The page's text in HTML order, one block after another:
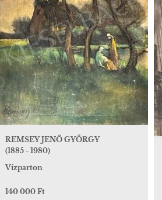
REMSEY JENŐ GYÖRGY
(1885 - 1980)
Vízparton
140 000 Ft